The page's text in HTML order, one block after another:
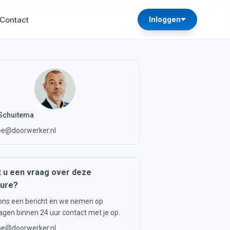
Inloggen
u een vraag over deze
een bericht en we nemen op
binnen 24 uur contact met je op.